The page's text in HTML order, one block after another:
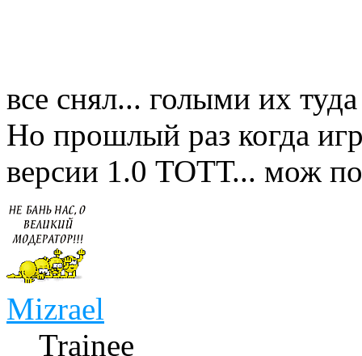
все снял... голыми их
Но прошлый раз когда
версии 1.0 ТОТТ... мож
Mizrael
Trainee